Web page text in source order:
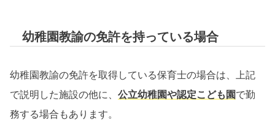
幼稚園教諭の免許を持っている場合
幼稚園教諭の免許を取得している保育士の場合は、上記
で説明した施設の他に、公立幼稚園や認定こども園で勤
務する場合もあります。